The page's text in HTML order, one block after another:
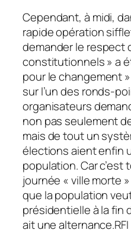
Cependant, à midi,
rapide opération
demander le respect
constitutionnels» a
pour le changement
sur l’un des ronds-
organisateurs
non pas seulement
mais de tout un
élections aient enfin
population. Car c’est
journée « ville morte
que la population
présidentielle à la fin
ait une alternance.RFI